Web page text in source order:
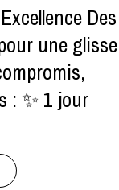
Des
une glisse
: ✨ 1 jour